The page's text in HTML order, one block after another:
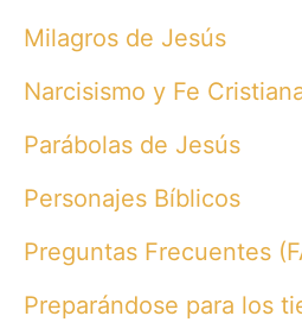
Milagros de Jesús
Narcisismo y Fe
Parábolas de Jesús
Personajes Bíblicos
Preguntas Frecuentes
Preparándose para los